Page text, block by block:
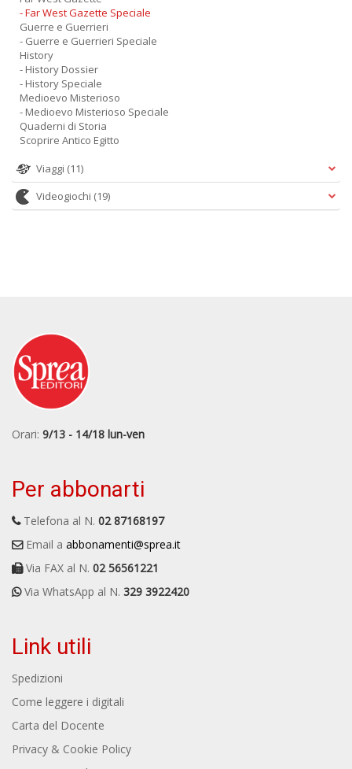
- Far West Gazette Speciale
Guerre e Guerrieri
- Guerre e Guerrieri Speciale
History
- History Dossier
- History Speciale
Medioevo Misterioso
- Medioevo Misterioso Speciale
Quaderni di Storia
Scoprire Antico Egitto
Viaggi (11)
Videogiochi (19)
Orari: 9/13 - 14/18 lun-ven
Per abbonarti
Telefona al N. 02 87168197
Email a abbonamenti@sprea.it
Via FAX al N. 02 56561221
Via WhatsApp al N. 329 3922420
Link utili
Spedizioni
Come leggere i digitali
Carta del Docente
Privacy & Cookie Policy